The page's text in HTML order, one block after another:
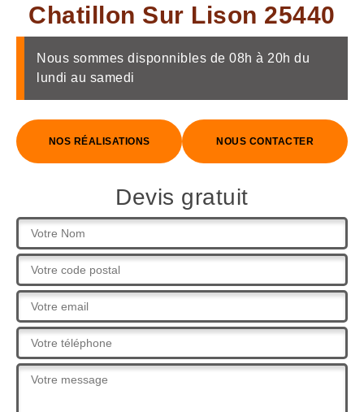
Chatillon Sur Lison 25440
Nous sommes disponnibles de 08h à 20h du
lundi au samedi
NOS RÉALISATIONS NOUS CONTACTER
Devis gratuit